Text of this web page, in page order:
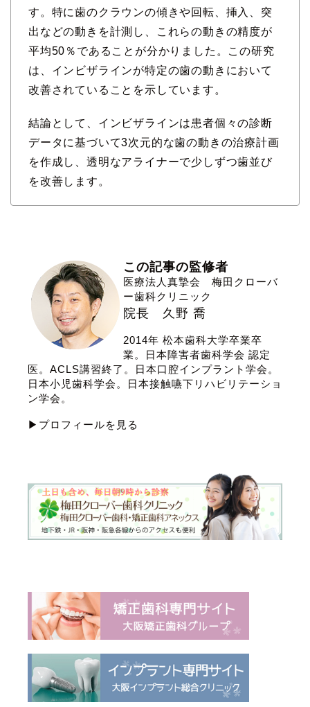
す。特に歯のクラウンの傾きや回転、挿入、突
出などの動きを計測し、これらの動きの精度が
平均50％であることが分かりました。この研究
は、インビザラインが特定の歯の動きにおいて
改善されていることを示しています。
結論として、インビザラインは患者個々の診断
データに基づいて3次元的な歯の動きの治療計画
を作成し、透明なアライナーで少しずつ歯並び
を改善します。
この記事の監修者
医療法人真摯会 梅田クローバ
ー歯科クリニック
院長 久野 喬
2014年 松本歯科大学卒業卒
業。日本障害者歯科学会 認定
医。ACLS講習終了。日本口腔インプラント学会。
日本小児歯科学会。日本接触嚥下リハビリテーショ
ン学会。
▶プロフィールを見る